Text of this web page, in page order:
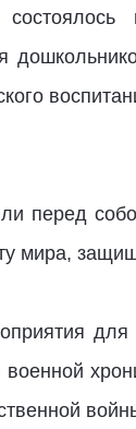
перед
мира,